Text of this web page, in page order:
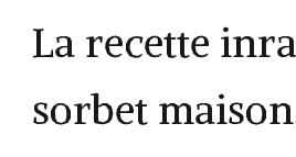
La recette
sorbet